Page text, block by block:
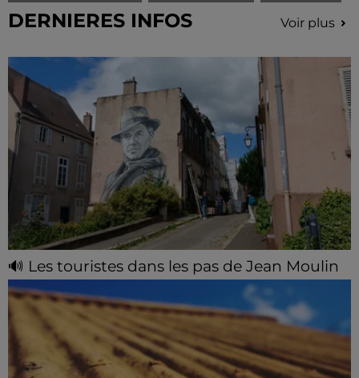
DERNIERES INFOS Voir plus
🔊 Les touristes dans les pas de Jean Moulin
Le « tourisme de mémoire » s'invite dans les sorties
estivales de Chartres Tourisme.